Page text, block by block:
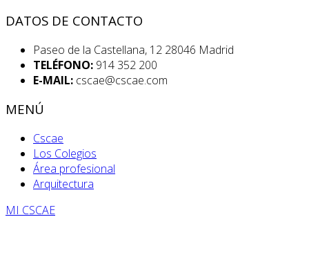
DATOS DE CONTACTO
Paseo de la Castellana, 12 28046 Madrid
TELÉFONO: 914 352 200
E-MAIL: cscae@cscae.com
MENÚ
Cscae
Los Colegios
Área profesional
Arquitectura
MI CSCAE